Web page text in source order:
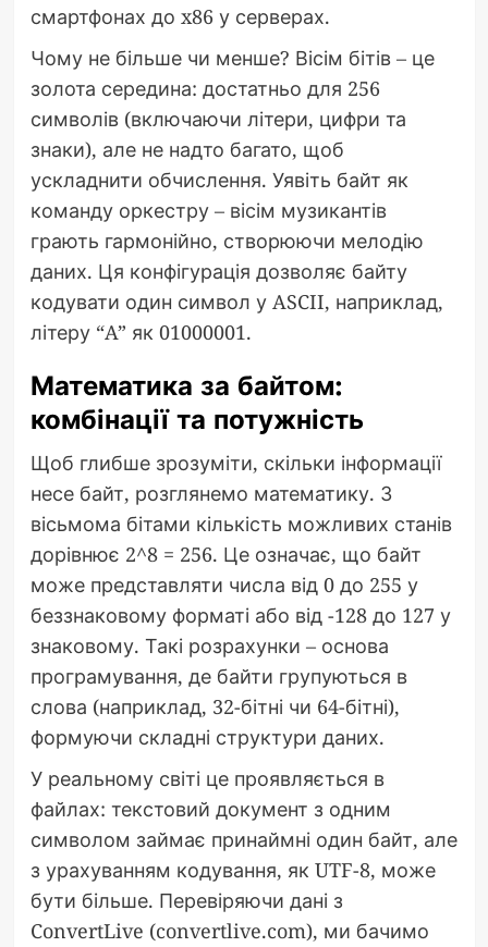
смартфонах до x86 у серверах.
Чому не більше чи менше? Вісім бітів – це
золота середина: достатньо для 256
символів (включаючи літери, цифри та
знаки), але не надто багато, щоб
ускладнити обчислення. Уявіть байт як
команду оркестру – вісім музикантів
грають гармонійно, створюючи мелодію
даних. Ця конфігурація дозволяє байту
кодувати один символ у ASCII, наприклад,
літеру “A” як 01000001.
Математика за байтом:
комбінації та потужність
Щоб глибше зрозуміти, скільки інформації
несе байт, розглянемо математику. З
вісьмома бітами кількість можливих станів
дорівнює 2^8 = 256. Це означає, що байт
може представляти числа від 0 до 255 у
беззнаковому форматі або від -128 до 127 у
знаковому. Такі розрахунки – основа
програмування, де байти групуються в
слова (наприклад, 32-бітні чи 64-бітні),
формуючи складні структури даних.
У реальному світі це проявляється в
файлах: текстовий документ з одним
символом займає принаймні один байт, але
з урахуванням кодування, як UTF-8, може
бути більше. Перевіряючи дані з
ConvertLive (convertlive.com), ми бачимо